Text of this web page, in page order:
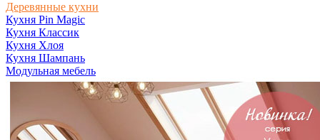
Деревянные кухни
Кухня Pin Magic
Кухня Классик
Кухня Хлоя
Кухня Шампань
Модульная мебель